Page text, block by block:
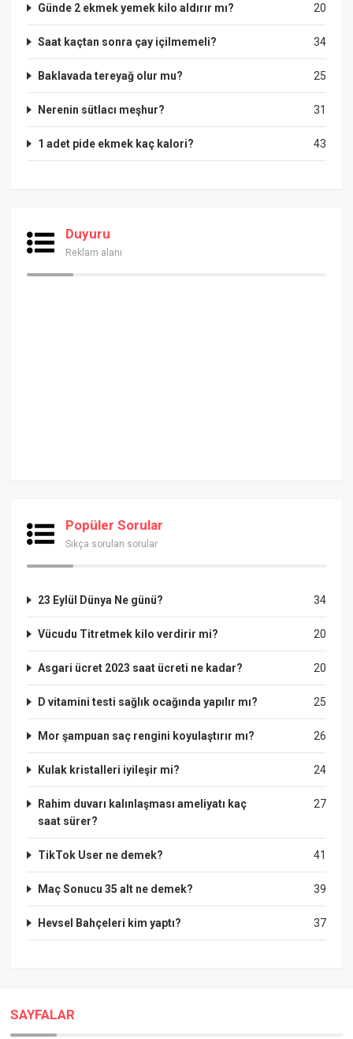
20
Günde 2 ekmek yemek kilo aldırır mı?
34
Saat kaçtan sonra çay içilmemeli?
25
Baklavada tereyağ olur mu?
31
Nerenin sütlacı meşhur?
43
1 adet pide ekmek kaç kalori?
Duyuru
Reklam alanı
Popüler Sorular
Sıkça sorulan sorular
34
23 Eylül Dünya Ne günü?
20
Vücudu Titretmek kilo verdirir mi?
20
Asgari ücret 2023 saat ücreti ne kadar?
25
D vitamini testi sağlık ocağında yapılır mı?
26
Mor şampuan saç rengini koyulaştırır mı?
24
Kulak kristalleri iyileşir mi?
27
Rahim duvarı kalınlaşması ameliyatı kaç
saat sürer?
41
TikTok User ne demek?
39
Maç Sonucu 35 alt ne demek?
37
Hevsel Bahçeleri kim yaptı?
SAYFALAR